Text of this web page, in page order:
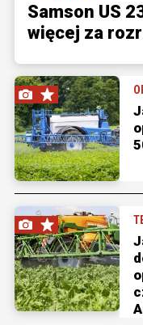
Samson US
więcej za